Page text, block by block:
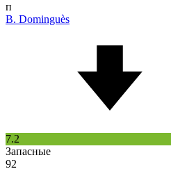
п
B. Dominguès
7.2
Запасные
92